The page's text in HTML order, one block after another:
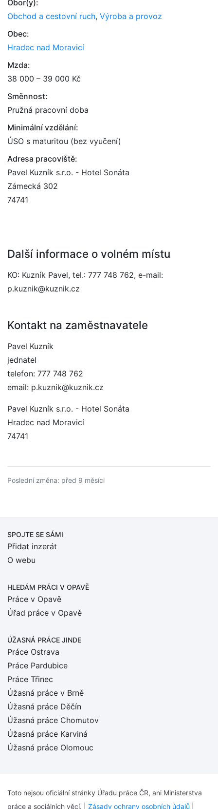
Obor(y):
Obchod a cestovní ruch, Výroba a provoz
Obec:
Hradec nad Moravicí
Mzda:
38 000 – 39 000 Kč
Směnnost:
Pružná pracovní doba
Minimální vzdělání:
ÚSO s maturitou (bez vyučení)
Adresa pracoviště:
Pavel Kuzník s.r.o. - Hotel Sonáta
Zámecká 302
74741
Další informace o volném místu
KO: Kuzník Pavel, tel.: 777 748 762, e-mail:
p.kuznik@kuznik.cz
Kontakt na zaměstnavatele
Pavel Kuzník
jednatel
telefon: 777 748 762
email: p.kuznik@kuznik.cz
Pavel Kuzník s.r.o. - Hotel Sonáta
Hradec nad Moravicí
74741
Poslední změna: před 9 měsíci
SPOJTE SE SÁMI
Přidat inzerát
O webu
HLEDÁM PRÁCI V OPAVĚ
Práce v Opavě
Úřad práce v Opavě
ÚŽASNÁ PRÁCE JINDE
Práce Ostrava
Práce Pardubice
Práce Třinec
Úžasná práce v Brně
Úžasná práce Děčín
Úžasná práce Chomutov
Úžasná práce Karviná
Úžasná práce Olomouc
Toto nejsou oficiální stránky Úřadu práce ČR, ani Ministerstva
práce a sociálních věcí. | Zásady ochrany osobních údajů